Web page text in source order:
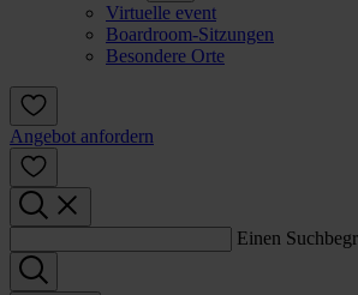
Virtuelle event
Boardroom-Sitzungen
Besondere Orte
Angebot anfordern
Einen